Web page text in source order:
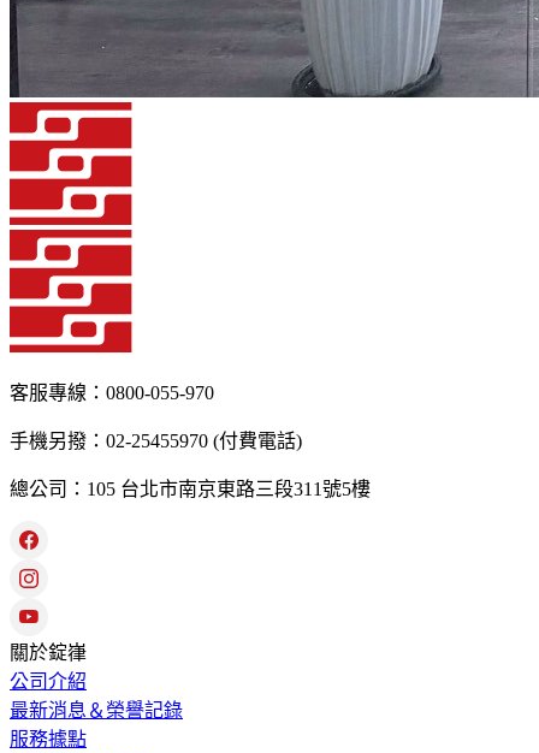
客服專線：0800-055-970
手機另撥：02-25455970 (付費電話)
總公司：105 台北市南京東路三段311號5樓
關於錠嵂
公司介紹
最新消息＆榮譽記錄
服務據點